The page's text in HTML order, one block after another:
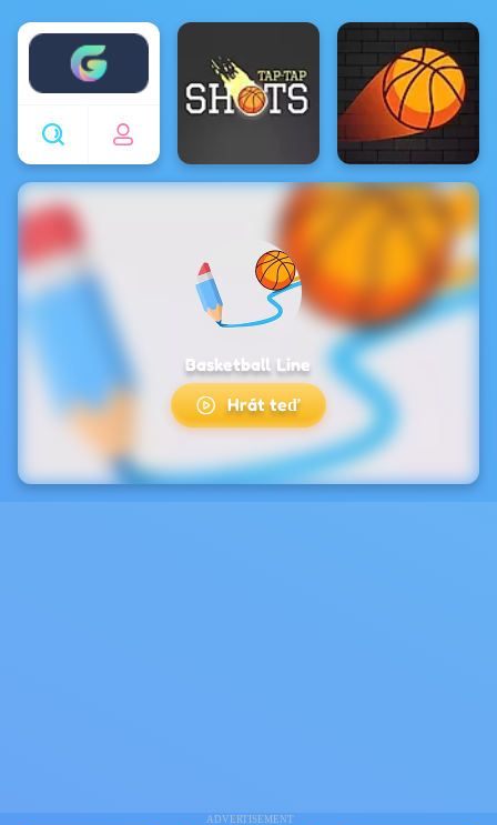
Enjoy4fun
ADVERTISEMENT
Basketball Line
Hrát teď